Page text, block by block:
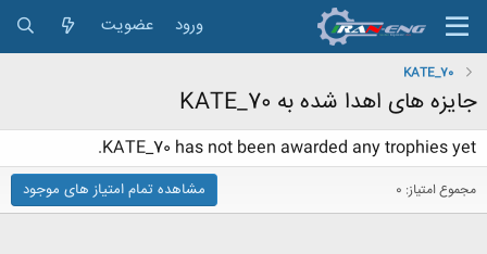
ورود عضویت
KATE_70
جایزه های اهدا شده به KATE_70
KATE_70 has not been awarded any trophies yet.
مجموع امتیاز: 0 مشاهده تمام امتیاز های موجود